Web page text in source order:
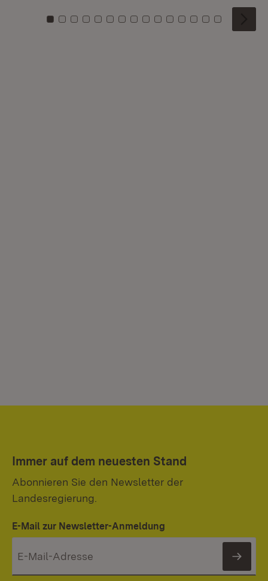
Zu Kachel: 0
Zu Kachel: 1
Zu Kachel: 2
Zu Kachel: 3
Zu Kachel: 4
Zu Kachel: 5
Zu Kachel: 6
Zu Kachel: 7
Zu Kachel: 8
Zu Kachel: 9
Zu Kachel: 10
Zu Kachel: 11
Zu Kachel: 12
Zu Kachel:
Zu
Immer auf dem neuesten Stand
Abonnieren Sie den Newsletter der
Landesregierung.
E-Mail zur Newsletter-Anmeldung